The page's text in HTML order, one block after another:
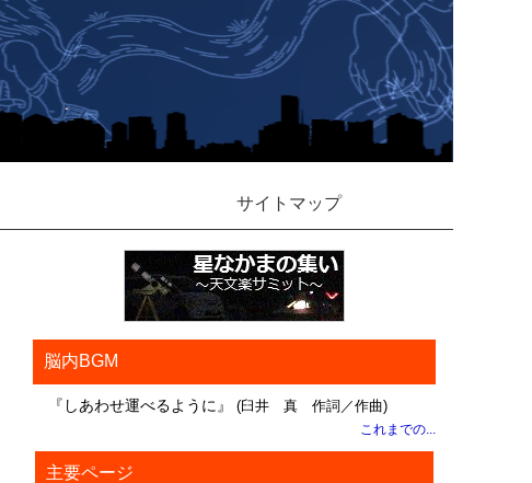
サイトマップ
脳内BGM
『しあわせ運べるように』 (臼井 真 作詞／作曲)
これまでの...
主要ページ